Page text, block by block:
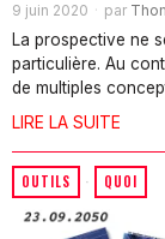
9 juin 2020 par
La prospective ne
particulière. Au
de multiples
LIRE LA SUITE
OUTILS · QUOI